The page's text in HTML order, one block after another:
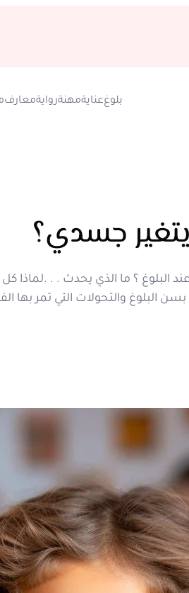
بلوغعنايةمهنةروايةمعارف
؟ ما الذي يحدث . . .لماذا
البلوغ والتحولات التي تمر بها